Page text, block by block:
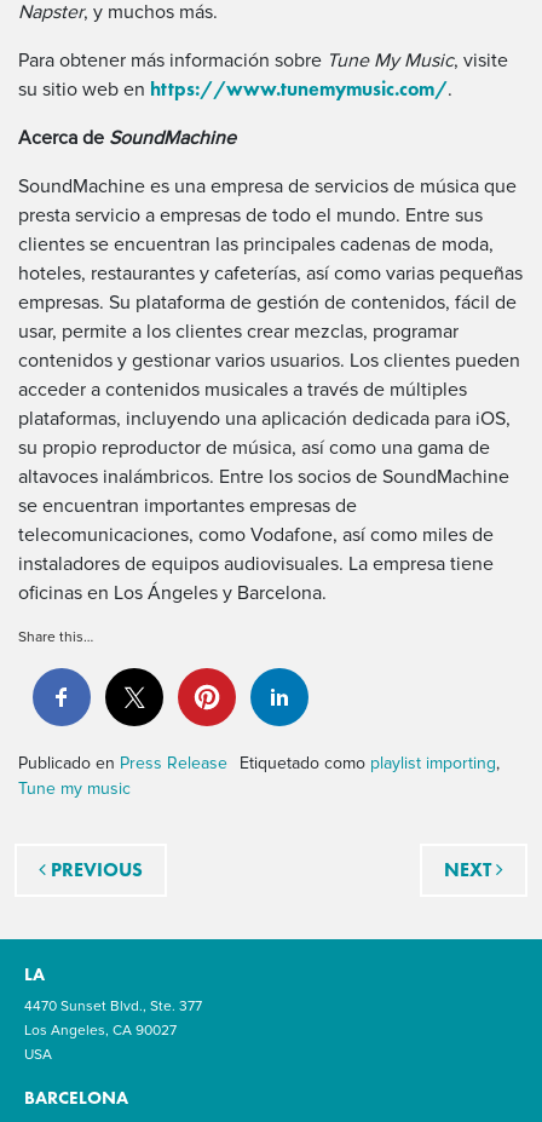
Napster, y muchos más.
Para obtener más información sobre Tune My Music, visite
su sitio web en https://www.tunemymusic.com/.
Acerca de SoundMachine
SoundMachine es una empresa de servicios de música que
presta servicio a empresas de todo el mundo. Entre sus
clientes se encuentran las principales cadenas de moda,
hoteles, restaurantes y cafeterías, así como varias pequeñas
empresas. Su plataforma de gestión de contenidos, fácil de
usar, permite a los clientes crear mezclas, programar
contenidos y gestionar varios usuarios. Los clientes pueden
acceder a contenidos musicales a través de múltiples
plataformas, incluyendo una aplicación dedicada para iOS,
su propio reproductor de música, así como una gama de
altavoces inalámbricos. Entre los socios de SoundMachine
se encuentran importantes empresas de
telecomunicaciones, como Vodafone, así como miles de
instaladores de equipos audiovisuales. La empresa tiene
oficinas en Los Ángeles y Barcelona.
Share this…
Publicado en Press Release Etiquetado como playlist importing,
Tune my music
Navegación de entradas
PREVIOUS NEXT
LA
4470 Sunset Blvd., Ste. 377
Los Angeles, CA 90027
USA
BARCELONA